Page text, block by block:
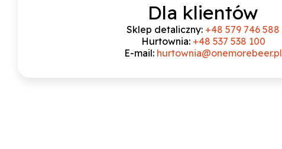
Dla klientów
Sklep detaliczny: +48 579 746 588
Hurtownia: +48 537 538 100
E-mail: hurtownia@onemorebeer.pl